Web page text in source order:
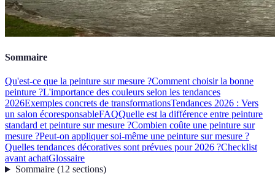
Sommaire
Qu'est-ce que la peinture sur mesure ?Comment choisir la bonne
peinture ?L'importance des couleurs selon les tendances
2026Exemples concrets de transformationsTendances 2026 : Vers
un salon écoresponsableFAQQuelle est la différence entre peinture
standard et peinture sur mesure ?Combien coûte une peinture sur
mesure ?Peut-on appliquer soi-même une peinture sur mesure ?
Quelles tendances décoratives sont prévues pour 2026 ?Checklist
avant achatGlossaire
Sommaire(12 sections)